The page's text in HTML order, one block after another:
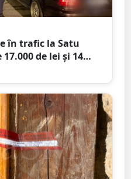
în trafic la Satu
de lei și 14
reținute. Trei
penale